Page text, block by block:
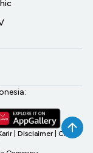
Disclaimer CNBC